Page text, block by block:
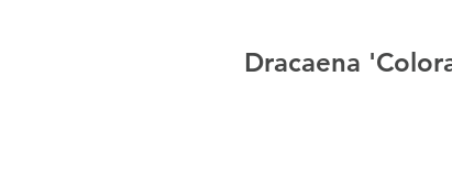
Dracaena